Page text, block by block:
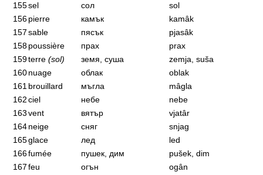
155sel сол
sol
156pierre камък
kamâk
157sable пясък
pjasâk
158poussière прах
prax
159terre (sol) земя, суша
zemja, suša
160nuage облак
oblak
161 brouillard мъгла
mâgla
162ciel небе
nebe
163vent вятър
vjatâr
164neige сняг
snjag
165glace лед
led
166fumée пушек, дим
pušek, dim
167feu огън
ogân